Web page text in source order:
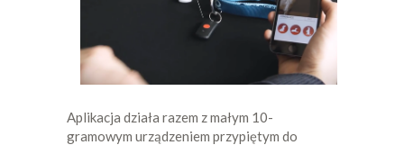
Aplikacja działa razem z małym 10-
gramowym urządzeniem przypiętym do